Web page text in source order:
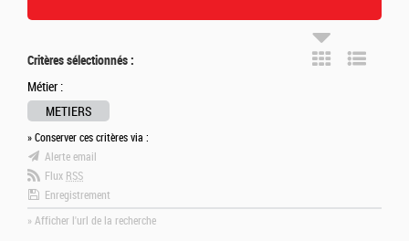
Critères sélectionnés :
Métier :
METIERS
» Conserver ces critères via :
Alerte email
Flux RSS
Enregistrement
» Afficher l'url de la recherche